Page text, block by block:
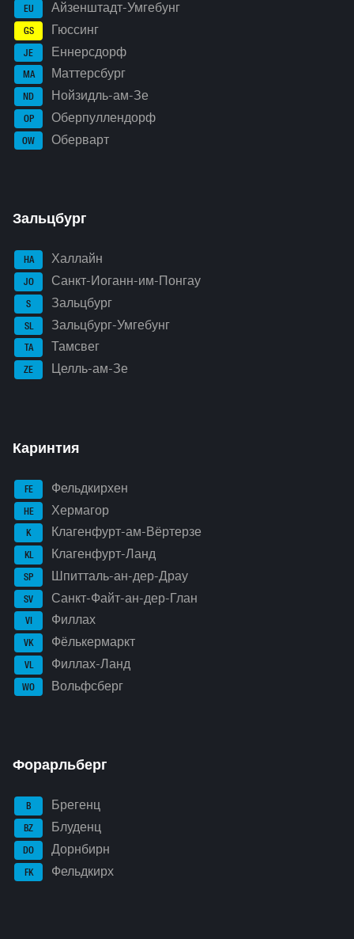
EU Айзенштадт-Умгебунг
GS Гюссинг
JE Еннерсдорф
MA Маттерсбург
ND Нойзидль-ам-Зе
OP Оберпуллендорф
OW Оберварт
Зальцбург
HA Халлайн
JO Санкт-Иоганн-им-Понгау
S Зальцбург
SL Зальцбург-Умгебунг
TA Тамсвег
ZE Целль-ам-Зе
Каринтия
FE Фельдкирхен
HE Хермагор
K Клагенфурт-ам-Вёртерзе
KL Клагенфурт-Ланд
SP Шпитталь-ан-дер-Драу
SV Санкт-Файт-ан-дер-Глан
VI Филлах
VK Фёлькермаркт
VL Филлах-Ланд
WO Вольфсберг
Форарльберг
B Брегенц
BZ Блуденц
DO Дорнбирн
FK Фельдкирх